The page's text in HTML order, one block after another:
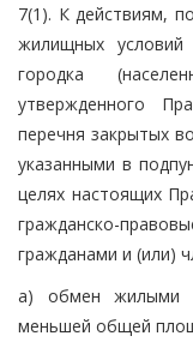
7(1). К действиям,
жилищных условий
городка
утвержденного
перечня закрытых
указанными в
целях настоящих
гражданско-
гражданами и (или)
а) обмен жилыми
меньшей общей